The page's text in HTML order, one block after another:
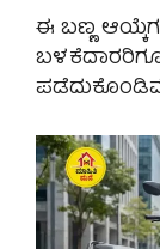
ಈ ಬಣ್ಣ